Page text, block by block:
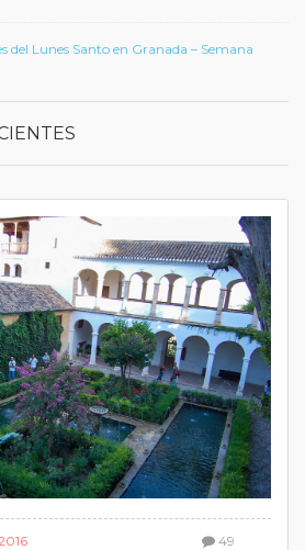
del Lunes Santo en Granada – Semana
49